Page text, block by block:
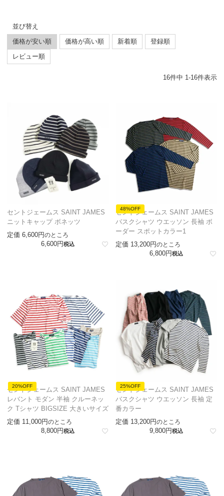
並び替え
価格が安い順
価格が高い順 新着順
登録順
レビュー順
16件中 1-16件表示
セントジェームス SAINT JAMES
ニットキャップ ボネッツ
定価 6,600 のところ
6,600 税込
48%OFF
セントジェームス SAINT JAMES
バスクシャツ ウエッソン 長袖 ボ
ーダー スポットカラー1
定価 13,200 のところ
6,800 税込
20%OFF
セントジェームス SAINT JAMES
レバント モダン 半袖 クルーネッ
ク Tシャツ BIGSIZE 大きいサイズ
定価 11,000 のところ
8,800 税込
25%OFF
セントジェームス SAINT JAMES
バスクシャツ ウエッソン 長袖 定
番カラー
定価 13,200 のところ
9,800 税込